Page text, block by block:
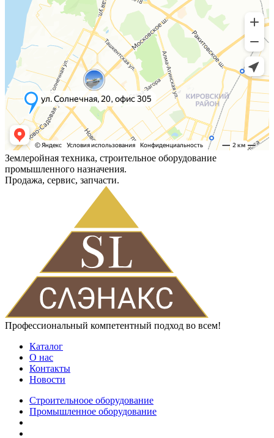
Землеройная техника, строительное оборудование
промышленного назначения.
Продажа, сервис, запчасти.
Профессиональный компетентный подход во всем!
Каталог
О нас
Контакты
Новости
Строительноое оборудование
Промышленное оборудование